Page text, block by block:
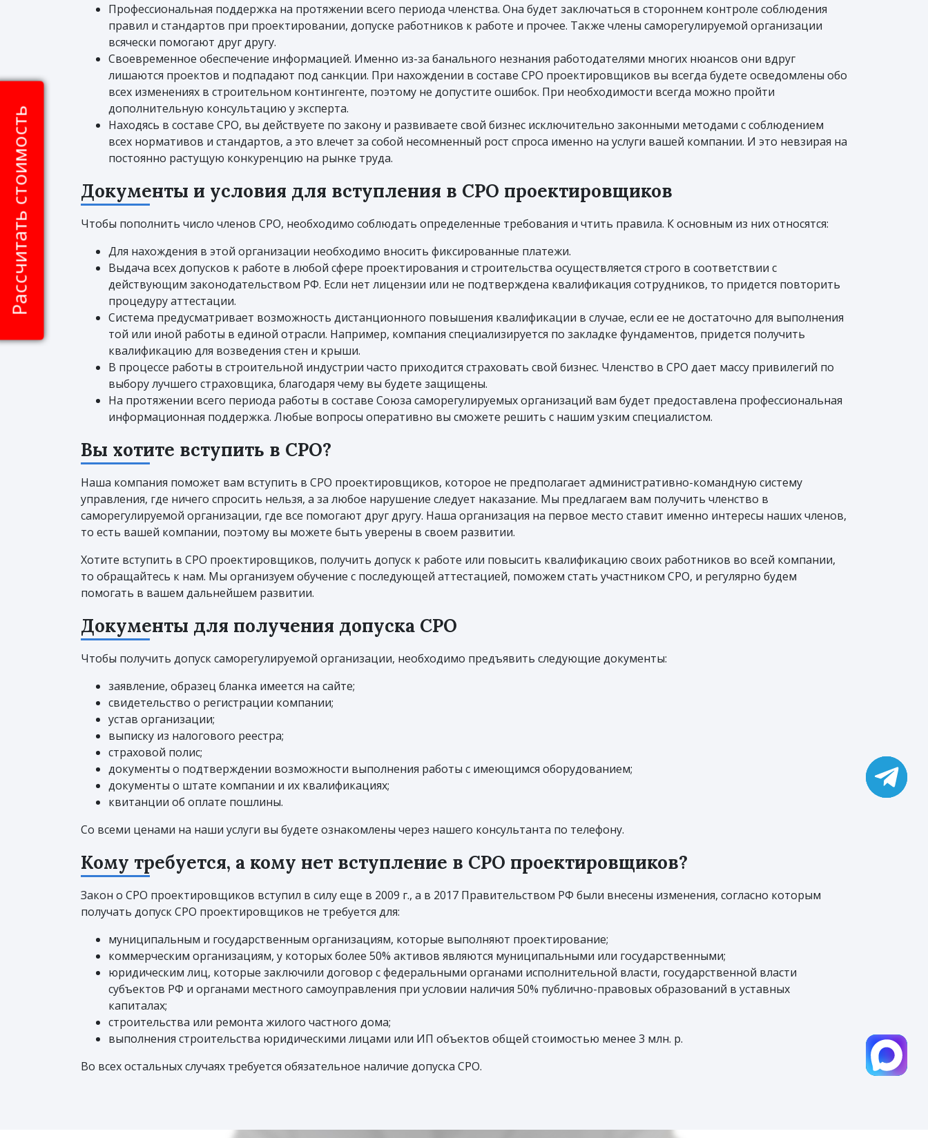
Рассчитать стоимость
Профессиональная поддержка на протяжении всего периода членства. Она будет заключаться в стороннем контроле соблюдения
правил и стандартов при проектировании, допуске работников к работе и прочее. Также члены саморегулируемой организации
всячески помогают друг другу.
Своевременное обеспечение информацией. Именно из-за банального незнания работодателями многих нюансов они вдруг
лишаются проектов и подпадают под санкции. При нахождении в составе СРО проектировщиков вы всегда будете осведомлены обо
всех изменениях в строительном контингенте, поэтому не допустите ошибок. При необходимости всегда можно пройти
дополнительную консультацию у эксперта.
Находясь в составе СРО, вы действуете по закону и развиваете свой бизнес исключительно законными методами с соблюдением
всех нормативов и стандартов, а это влечет за собой несомненный рост спроса именно на услуги вашей компании. И это невзирая на
постоянно растущую конкуренцию на рынке труда.
Документы и условия для вступления в СРО проектировщиков
Чтобы пополнить число членов СРО, необходимо соблюдать определенные требования и чтить правила. К основным из них относятся:
Для нахождения в этой организации необходимо вносить фиксированные платежи.
Выдача всех допусков к работе в любой сфере проектирования и строительства осуществляется строго в соответствии с
действующим законодательством РФ. Если нет лицензии или не подтверждена квалификация сотрудников, то придется повторить
процедуру аттестации.
Система предусматривает возможность дистанционного повышения квалификации в случае, если ее не достаточно для выполнения
той или иной работы в единой отрасли. Например, компания специализируется по закладке фундаментов, придется получить
квалификацию для возведения стен и крыши.
В процессе работы в строительной индустрии часто приходится страховать свой бизнес. Членство в СРО дает массу привилегий по
выбору лучшего страховщика, благодаря чему вы будете защищены.
На протяжении всего периода работы в составе Союза саморегулируемых организаций вам будет предоставлена профессиональная
информационная поддержка. Любые вопросы оперативно вы сможете решить с нашим узким специалистом.
Вы хотите вступить в СРО?
Наша компания поможет вам вступить в СРО проектировщиков, которое не предполагает административно-командную систему
управления, где ничего спросить нельзя, а за любое нарушение следует наказание. Мы предлагаем вам получить членство в
саморегулируемой организации, где все помогают друг другу. Наша организация на первое место ставит именно интересы наших членов,
то есть вашей компании, поэтому вы можете быть уверены в своем развитии.
Хотите вступить в СРО проектировщиков, получить допуск к работе или повысить квалификацию своих работников во всей компании,
то обращайтесь к нам. Мы организуем обучение с последующей аттестацией, поможем стать участником СРО, и регулярно будем
помогать в вашем дальнейшем развитии.
Документы для получения допуска СРО
Чтобы получить допуск саморегулируемой организации, необходимо предъявить следующие документы:
заявление, образец бланка имеется на сайте;
свидетельство о регистрации компании;
устав организации;
выписку из налогового реестра;
страховой полис;
документы о подтверждении возможности выполнения работы с имеющимся оборудованием;
документы о штате компании и их квалификациях;
квитанции об оплате пошлины.
Со всеми ценами на наши услуги вы будете ознакомлены через нашего консультанта по телефону.
Кому требуется, а кому нет вступление в СРО проектировщиков?
Закон о СРО проектировщиков вступил в силу еще в 2009 г., а в 2017 Правительством РФ были внесены изменения, согласно которым
получать допуск СРО проектировщиков не требуется для:
муниципальным и государственным организациям, которые выполняют проектирование;
коммерческим организациям, у которых более 50% активов являются муниципальными или государственными;
юридическим лиц, которые заключили договор с федеральными органами исполнительной власти, государственной власти
субъектов РФ и органами местного самоуправления при условии наличия 50% публично-правовых образований в уставных
капиталах;
строительства или ремонта жилого частного дома;
выполнения строительства юридическими лицами или ИП объектов общей стоимостью менее 3 млн. р.
Во всех остальных случаях требуется обязательное наличие допуска СРО.